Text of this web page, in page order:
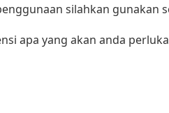
silahkan gunakan
apa yang akan anda